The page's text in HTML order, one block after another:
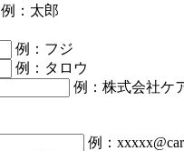
例：太郎
例：フジ
例：タロウ
例：株式会社ケ
例：